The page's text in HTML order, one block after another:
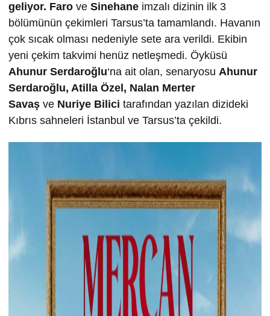
geliyor. Faro ve Sinehane imzalı dizinin ilk 3
bölümünün çekimleri Tarsus’ta tamamlandı. Havanın
çok sıcak olması nedeniyle sete ara verildi. Ekibin
yeni çekim takvimi henüz netleşmedi. Öyküsü
Ahunur Serdaroğ lu‘na ait olan, senaryosu Ahunur
Serdaroğ lu, Atilla Özel, Nalan Merter
Savaş ve Nuriye Bilici tarafından yazılan dizideki
Kıbrıs sahneleri İstanbul ve Tarsus’ta çekildi.